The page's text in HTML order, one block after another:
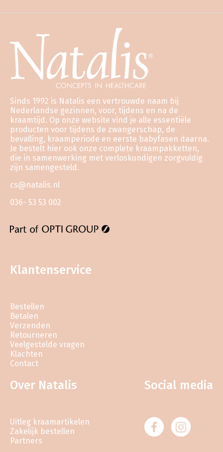
Sinds 1992 is Natalis een vertrouwde naam bij
Nederlandse gezinnen, voor, tijdens en na de
kraamtijd. Op onze website vind je alle essentiële
producten voor tijdens de zwangerschap, de
bevalling, kraamperiode en eerste babyfasen daarna.
Je bestelt hier ook onze complete kraampakketten,
die in samenwerking met verloskundigen zorgvuldig
zijn samengesteld.
cs@natalis.nl
036- 53 53 002
Klantenservice
Bestellen
Betalen
Verzenden
Retourneren
Veelgestelde vragen
Klachten
Contact
Over Natalis
Uitleg kraamartikelen
Zakelijk bestellen
Partners
Social media